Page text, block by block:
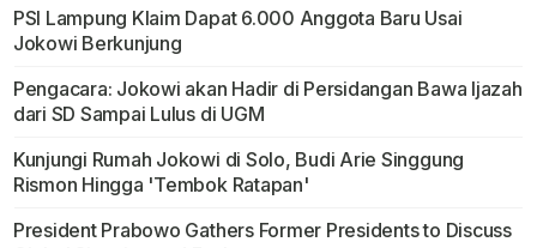
PSI Lampung Klaim Dapat 6.000 Anggota Baru Usai
Jokowi Berkunjung
Pengacara: Jokowi akan Hadir di Persidangan Bawa Ijazah
dari SD Sampai Lulus di UGM
Kunjungi Rumah Jokowi di Solo, Budi Arie Singgung
Rismon Hingga 'Tembok Ratapan'
President Prabowo Gathers Former Presidents to Discuss